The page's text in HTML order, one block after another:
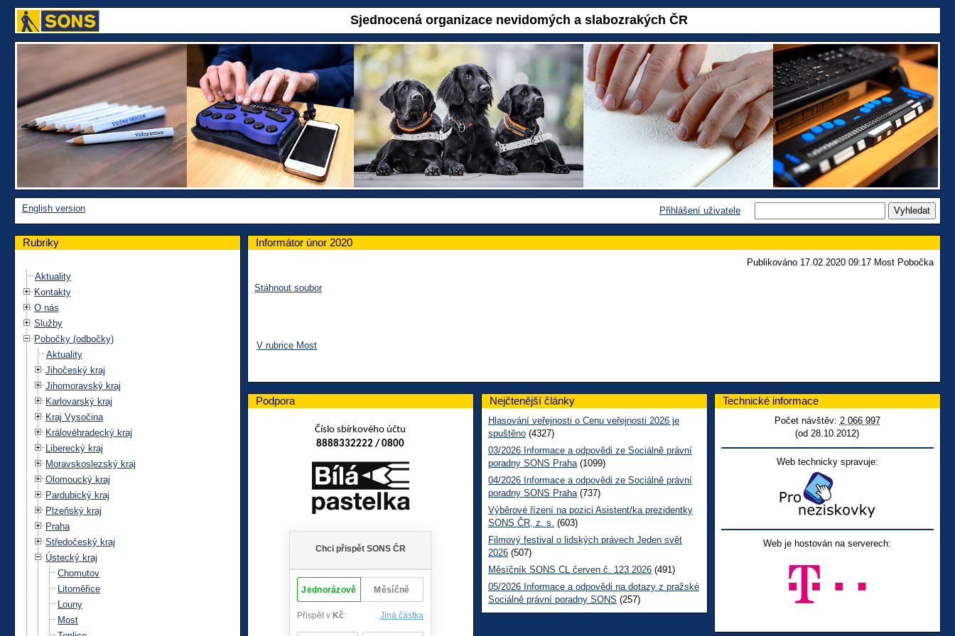
Sjednocená organizace nevidomých a slabozrakých ČR
English version Přihlášení uživatele
Rubriky
Aktuality
Kontakty
O nás
Služby
Pobočky (odbočky)
Aktuality
Jihočeský kraj
Jihomoravský kraj
Karlovarský kraj
Kraj Vysočina
Královéhradecký kraj
Liberecký kraj
Moravskoslezský kraj
Olomoucký kraj
Pardubický kraj
Plzeňský kraj
Praha
Středočeský kraj
Ústecký kraj
Chomutov
Litoměřice
Louny
Most
Informátor únor 2020
Publikováno 17.02.2020 09:17 Most Pobočka
Stáhnout soubor
V rubrice Most
Podpora
Číslo sbírkového účtu
8888332222 / 0800
Nejčtenější články
Hlasování veřejnosti o Cenu veřejnosti 2026 je
spuštěno (4327)
03/2026 Informace a odpovědi ze Sociálně právní
poradny SONS Praha (1099)
04/2026 Informace a odpovědi ze Sociálně právní
poradny SONS Praha (737)
Výběrové řízení na pozici Asistent/ka prezidentky
SONS ČR, z. s. (603)
Filmový festival o lidských právech Jeden svět
2026 (507)
Měsíčník SONS CL červen č. 123 2026 (491)
05/2026 Informace a odpovědi na dotazy z pražské
Sociálně právní poradny SONS (257)
Technické informace
Počet návštěv: 2 066 997
(od 28.10.2012)
Web technicky spravuje:
Web je hostován na serverech: